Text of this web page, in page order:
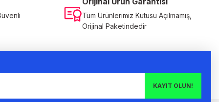
Tüm Ürünlerimiz Kutusu Açılmamış,
Orijinal Paketindedir
KAYIT OLUN!